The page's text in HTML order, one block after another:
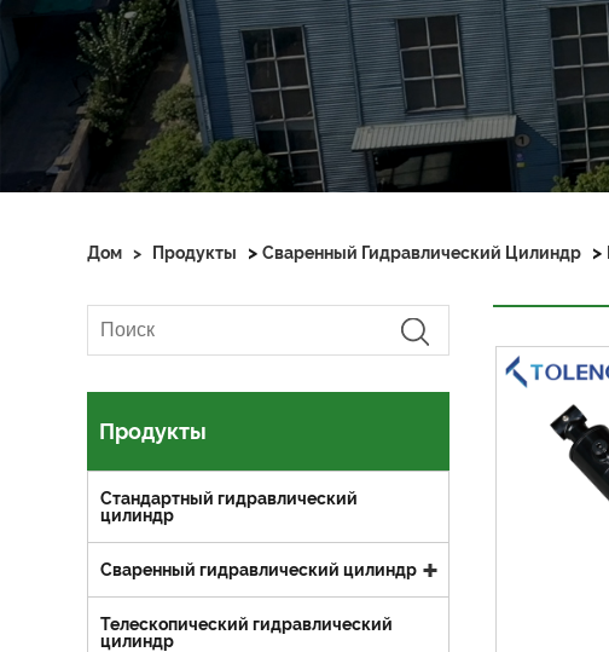
Дом > Продукты > Сваренный Гидравлический Цилиндр >
Продукты
Стандартный гидравлический
цилиндр
Сваренный гидравлический цилиндр
Телескопический гидравлический
цилиндр